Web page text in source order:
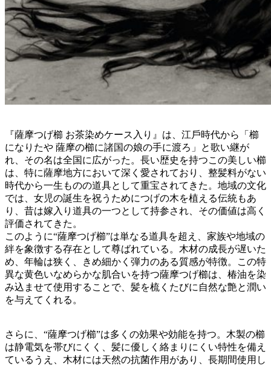
『薩摩つげ櫛 お茶染めケース入り』は、江戶時代から「櫛
になりたや 薩摩の櫛に諸国の娘の手に渡ろ」と歌い継が
れ、その名は全国に広がった。⻑い歴史を持つこの美しい櫛
は、特に薩摩地方において深く愛されており、整髪料がない
時代から一生ものの道具として重宝されてきた。地域の文化
では、女児の誕生を祝うためにつげの木を植える伝統もあ
り、昔は嫁入り道具の一つとして持参され、その価値は高く
評価されてきた。
このように“薩摩つげ櫛”は単なる道具を超え、家族や地域の
絆を象徴する存在として尊ばれている。木材の成⻑が遅いた
め、年輪は狭く、きめ細かく弾力のある質感が特徴。この特
異な⻩色いなめらかな肌合いを持つ薩摩つげ櫛は、椿油を染
み込ませて使用することで、髪を梳くたびに自然な艶と潤い
を与えてくれる。
さらに、“薩摩つげ櫛”は多くの効果や効能を持つ。木製の櫛
は静電気を帯びにくく、髪に優しく絡まりにくい特性を備え
ているうえ、木材には天然の抗菌作用があり、⻑期間使用し